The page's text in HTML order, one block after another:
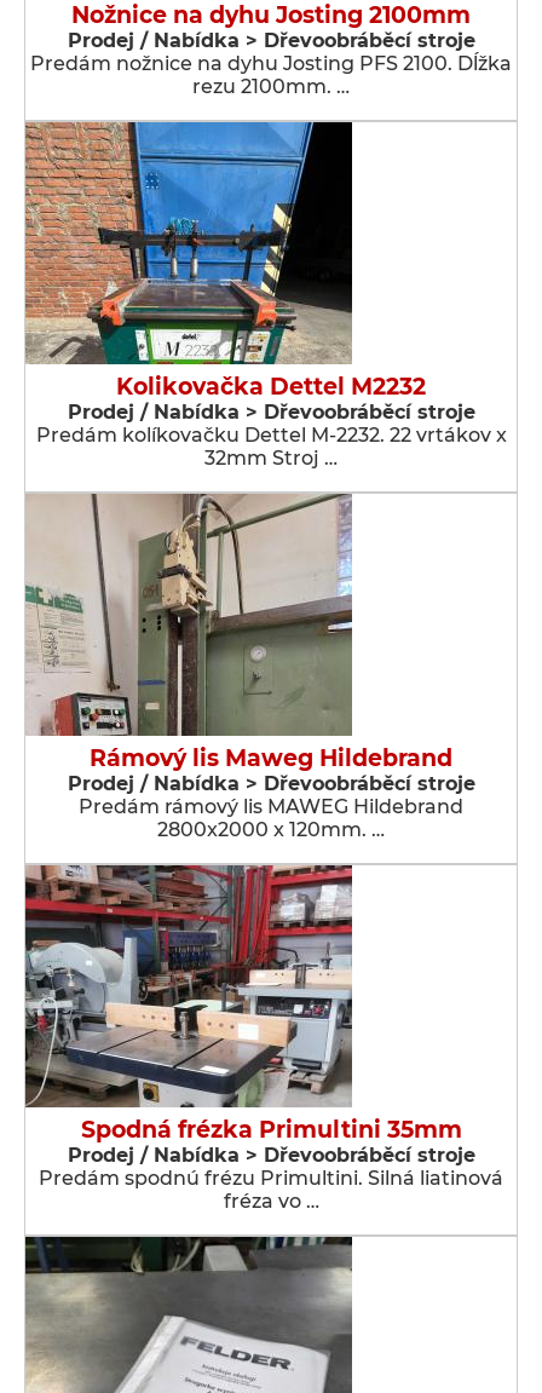
Nožnice na dyhu Josting 2100mm
Prodej / Nabídka > Dřevoobráběcí stroje
Predám nožnice na dyhu Josting PFS 2100. Dĺžka
rezu 2100mm. …
Kolikovačka Dettel M2232
Prodej / Nabídka > Dřevoobráběcí stroje
Predám kolíkovačku Dettel M-2232. 22 vrtákov x
32mm Stroj …
Rámový lis Maweg Hildebrand
Prodej / Nabídka > Dřevoobráběcí stroje
Predám rámový lis MAWEG Hildebrand
2800x2000 x 120mm. …
Spodná frézka Primultini 35mm
Prodej / Nabídka > Dřevoobráběcí stroje
Predám spodnú frézu Primultini. Silná liatinová
fréza vo …